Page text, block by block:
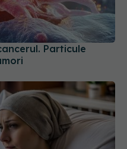
Particule